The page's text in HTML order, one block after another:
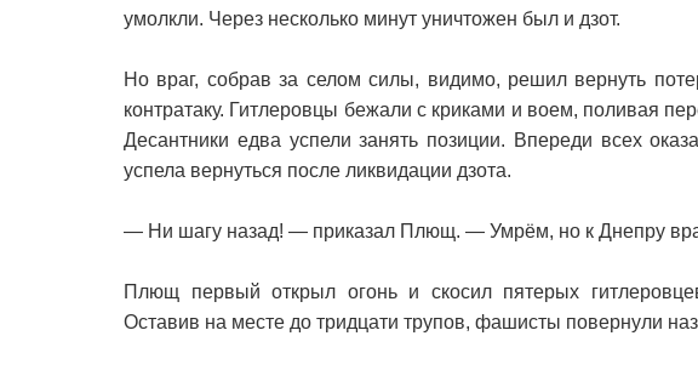
умолкли. Через несколько минут уничтожен был и дзот.
Но враг, собрав за селом силы, видимо, решил вернуть
контратаку. Гитлеровцы бежали с криками и воем, поливая
Десантники едва успели занять позиции. Впереди всех
успела вернуться после ликвидации дзота.
— Ни шагу назад! — приказал Плющ. — Умрём, но к Днепру
Плющ первый открыл огонь и скосил пятерых
Оставив на месте до тридцати трупов, фашисты повернули